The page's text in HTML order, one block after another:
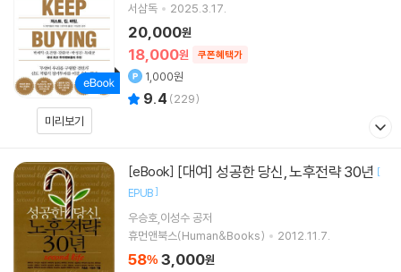
미리보기
서삼독
2025.3.17.
18,000원 쿠폰혜택가
20,000원
1,000원
9.4 (229)
[eBook] [대여] 성공한 당신, 노후전략 30년 [
EPUB]
우승호,이성수 공저
휴먼앤북스(Human&Books)
2012.11.7.
58% 3,000원